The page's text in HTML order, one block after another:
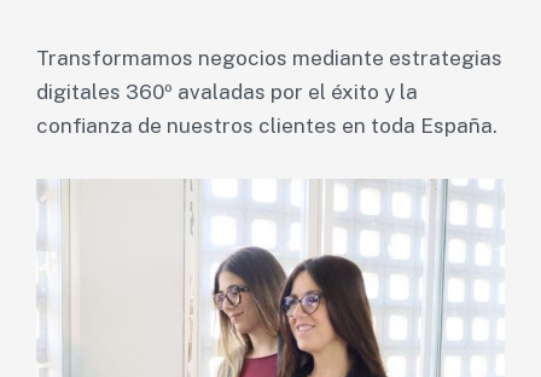
Transformamos negocios mediante estrategias
digitales 360º avaladas por el éxito y la
confianza de nuestros clientes en toda España.